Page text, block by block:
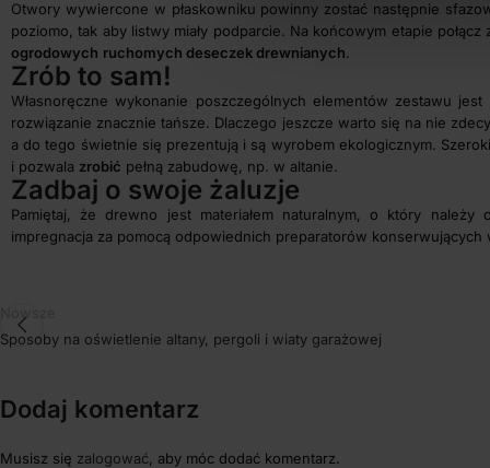
Otwory wywiercone w płaskowniku powinny zostać następnie
poziomo, tak aby listwy miały podparcie. Na końcowym etapie
ogrodowych ruchomych deseczek drewnianych
Zrób to sam!
Własnoręczne wykonanie poszczególnych elementów zestawu
rozwiązanie znacznie tańsze. Dlaczego jeszcze warto się na nie
a do tego świetnie się prezentują i są wyrobem ekologicznym.
i pozwala zrobić pełną zabudowę, np. w altanie.
Zadbaj o swoje żaluzje
Pamiętaj, że drewno jest materiałem naturalnym, o który
impregnacja za pomocą odpowiednich preparatorów konserwujących
Sposoby na oświetlenie altany, pergoli i wiaty garażowej
Dodaj komentarz
Musisz się zalogować , aby móc dodać komentarz.